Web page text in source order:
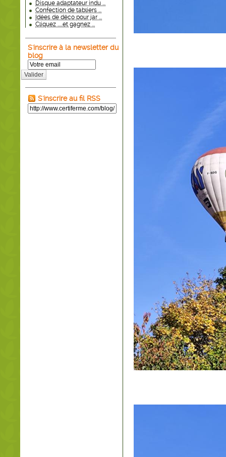
Disque adaptateur indu ...
Confection de tabliers ...
Idées de déco pour jar ...
Cliquez .....et gagnez ...
S'inscrire à la newsletter du
blog
Valider
S'inscrire au fil RSS